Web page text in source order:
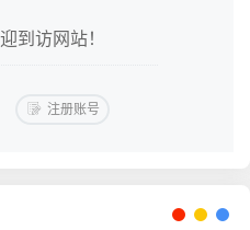
到访网站！
注册账号